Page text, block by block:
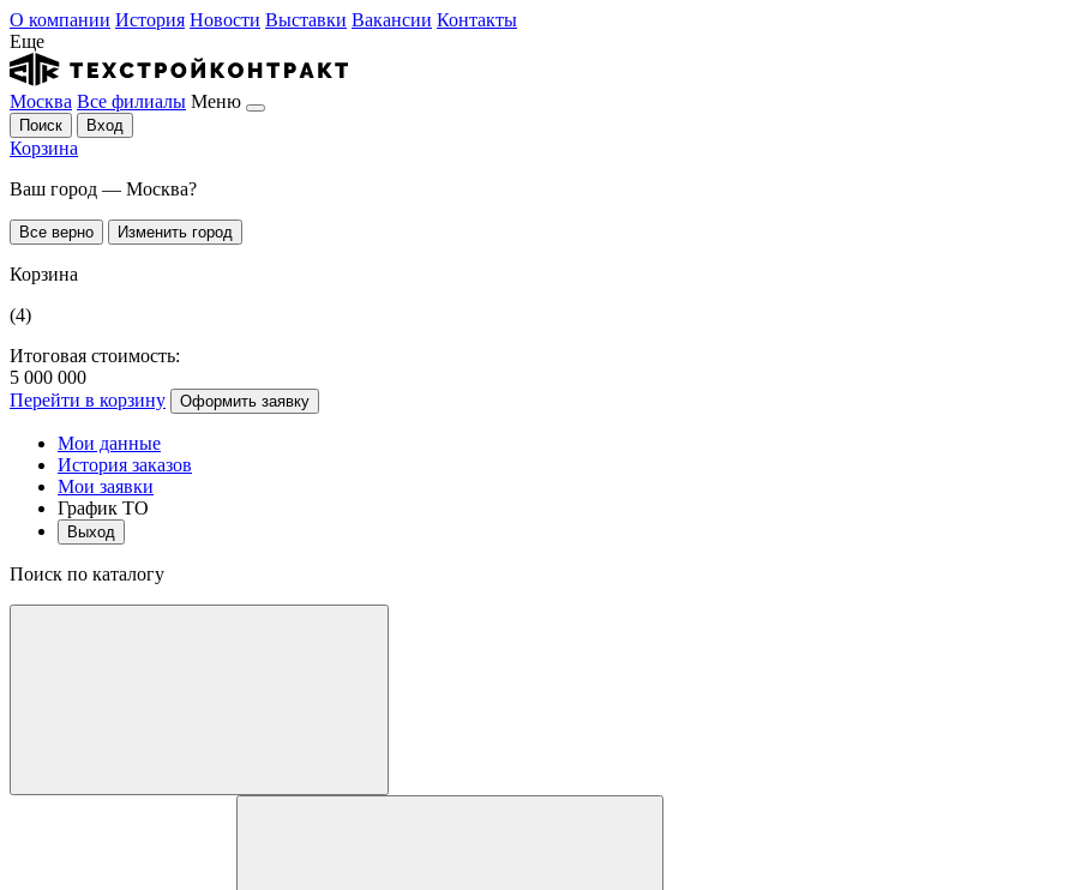
О компании История Новости Выставки Вакансии Контакты
Еще
Москва Все филиалы Меню
Поиск Вход
Корзина
Ваш город — Москва?
Все верно Изменить город
Корзина
(4)
Итоговая стоимость:
5 000 000
Перейти в корзину
Оформить заявку
Мои данные
История заказов
Мои заявки
График ТО
Выход
Поиск по каталогу